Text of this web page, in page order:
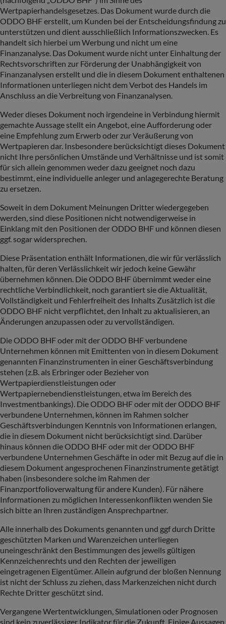
Wertpapierhandelsgesetzes. Das Dokument wurde durch die
ODDO BHF erstellt, um Kunden bei der Entscheidungsfindung zu
unterstützen und dient ausschließlich Informationszwecken. Es
handelt sich hierbei um Werbung und nicht um eine
Finanzanalyse. Das Dokument wurde nicht unter Einhaltung der
Rechtsvorschriften zur Förderung der Unabhängigkeit von
Finanzanalysen erstellt und die in diesem Dokument enthaltenen
Informationen unterliegen nicht dem Verbot des Handels im
Anschluss an die Verbreitung von Finanzanalysen.
Weder dieses Dokument noch irgendeine in Verbindung hiermit
gemachte Aussage stellt ein Angebot, eine Aufforderung oder
eine Empfehlung zum Erwerb oder zur Veräußerung von
Wertpapieren dar. Insbesondere berücksichtigt dieses Dokument
nicht Ihre persönlichen Umstände und Verhältnisse und ist somit
für sich allein genommen weder dazu geeignet noch dazu
bestimmt, eine individuelle anleger und anlagegerechte Beratung
zu ersetzen.
Soweit in dem Dokument Meinungen Dritter wiedergegeben
werden, sind diese Positionen nicht notwendigerweise in
Einklang mit den Positionen der ODDO BHF und können diesen
ggf. sogar widersprechen.
Diese Präsentation enthält Informationen, die wir für verlässlich
halten, für deren Verlässlichkeit wir jedoch keine Gewähr
übernehmen können. Die ODDO BHF übernimmt weder eine
rechtliche Verbindlichkeit, noch garantiert sie die Aktualität,
Vollständigkeit und Fehlerfreiheit des Inhalts Zusätzlich ist die
ODDO BHF nicht verpflichtet, den Inhalt zu aktualisieren, an
Änderungen anzupassen oder zu vervollständigen.
Die ODDO BHF oder mit der ODDO BHF verbundene
Unternehmen können mit Emittenten von in diesem Dokument
genannten Finanzinstrumenten in einer Geschäftsverbindung
stehen (z.B. als Erbringer oder Bezieher von
Wertpapierdienstleistungen oder
Wertpapiernebendienstleistungen, etwa im Bereich des
Investmentbankings). Die ODDO BHF oder mit der ODDO BHF
verbundene Unternehmen, können im Rahmen solcher
Geschäftsverbindungen Kenntnis von Informationen erlangen,
die in diesem Dokument nicht berücksichtigt sind. Darüber
hinaus können die ODDO BHF oder mit der ODDO BHF
verbundene Unternehmen Geschäfte in oder mit Bezug auf die in
diesem Dokument angesprochenen Finanzinstrumente getätigt
haben (insbesondere solche im Rahmen der
Finanzportfolioverwaltung für andere Kunden). Für nähere
Informationen zu möglichen Interessenkonflikten wenden Sie
sich bitte an Ihren zuständigen Ansprechpartner.
Alle innerhalb des Dokuments genannten und ggf durch Dritte
geschützten Marken und Warenzeichen unterliegen
uneingeschränkt den Bestimmungen des jeweils gültigen
Kennzeichenrechts und den Rechten der jeweiligen
eingetragenen Eigentümer. Allein aufgrund der bloßen Nennung
ist nicht der Schluss zu ziehen, dass Markenzeichen nicht durch
Rechte Dritter geschützt sind.
Vergangene Wertentwicklungen, Simulationen oder Prognosen
sind kein zuverlässiger Indikator für die Zukunft. Einige Aussagen